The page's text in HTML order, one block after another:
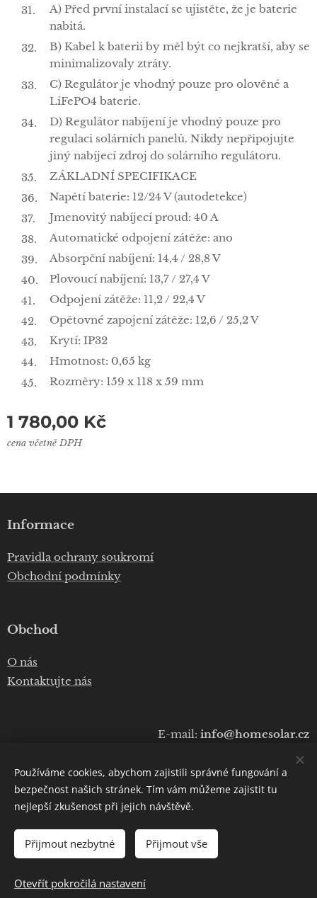
A) Před první instalací se ujistěte, že je baterie
nabitá.
B) Kabel k baterii by měl být co nejkratší, aby se
minimalizovaly ztráty.
C) Regulátor je vhodný pouze pro olověné a
LiFePO4 baterie.
D) Regulátor nabíjení je vhodný pouze pro
regulaci solárních panelů. Nikdy nepřipojujte
jiný nabíjecí zdroj do solárního regulátoru.
ZÁKLADNÍ SPECIFIKACE
Napětí baterie: 12/24 V (autodetekce)
Jmenovitý nabíjecí proud: 40 A
Automatické odpojení zátěže: ano
Absorpční nabíjení: 14,4 / 28,8 V
Plovoucí nabíjení: 13,7 / 27,4 V
Odpojení zátěže: 11,2 / 22,4 V
Opětovné zapojení zátěže: 12,6 / 25,2 V
Krytí: IP32
Hmotnost: 0,65 kg
Rozměry: 159 x 118 x 59 mm
1 780,00 Kč
cena včetně DPH
DO KOŠÍKU
Informace
Pravidla ochrany soukromí
Obchodní podmínky
Obchod
O nás
Kontaktujte nás
E-mail: info@homesolar.cz
+420 777 075 010
Copyright © 2020 Luboš Prokop
Cookies
Používáme cookies, abychom zajistili správné fungování a
bezpečnost našich stránek. Tím vám můžeme zajistit tu
nejlepší zkušenost při jejich návštěvě.
Přijmout nezbytné Přijmout vše
Otevřít pokročilá nastavení